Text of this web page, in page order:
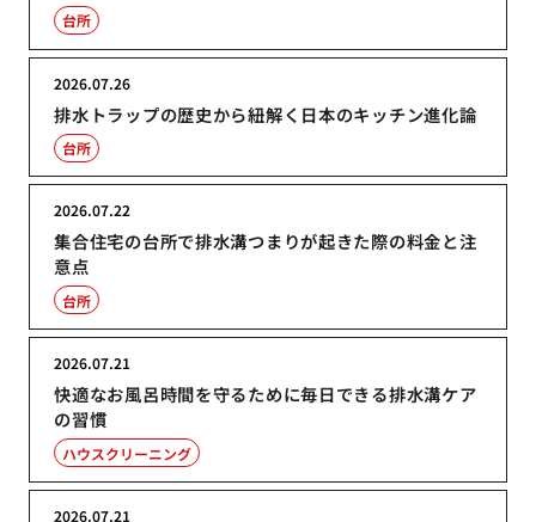
台所
排水トラップの歴史から紐解く日本のキッチン進化論
2026.07.26
台所
集合住宅の台所で排水溝つまりが起きた際の料金と注
意点
2026.07.22
台所
快適なお風呂時間を守るために毎日できる排水溝ケア
の習慣
2026.07.21
ハウスクリーニング
2026.07.21